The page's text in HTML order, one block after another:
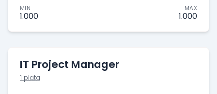
MIN
1.000
MAX
1.000
IT Project Manager
1 plata